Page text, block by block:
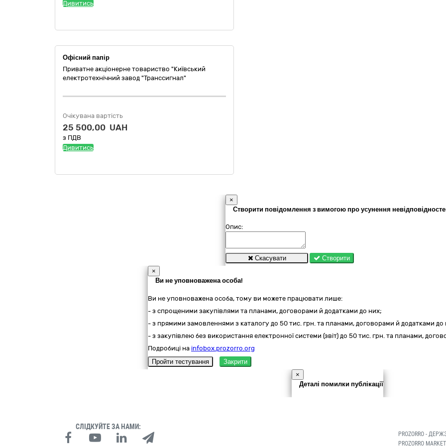
Дивитись
Офісний папір
Приватне акціонерне товариство "Київський
електротехнічний завод "Транссигнал"
Очікувана вартість
25 500,00 UAH
з ПДВ
Дивитись
×
Створити повідомлення з вимогою про усунення
Опис:
Скасувати
Створити
×
Ви не уповноважена особа!
Ви не уповноважена особа, тому ви можете працювати лише:
- з спрощеними закупівлями та планами, договорами й додатками до них;
- з прямими замовленнями з каталогу до 50 тис. грн. та планами, договорами й додатками до
- з закупівлею без використання електронної системи (звіт) до 50 тис. грн. та планами,
Подробиці на infobox.prozorro.org
Пройти тестування
Закрити
×
Деталі помилки публікації
СЛІДКУЙТЕ ЗА НАМИ:
PROZORRO -
PROZORRO MARKET